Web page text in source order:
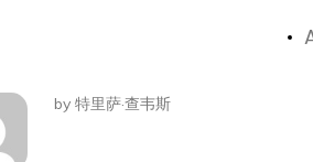
by特里萨·查韦斯